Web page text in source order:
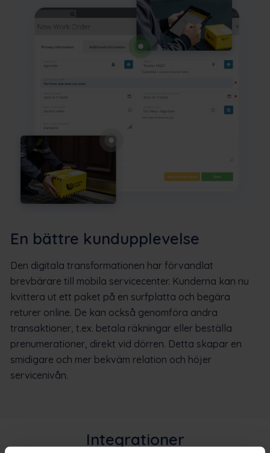
En bättre kundupplevelse
Den digitala transformationen har förvandlat
brevbärare till mobila servicecenter. Kunderna kan nu
kvittera ut ett paket på en surfplatta och begära
returer online. De kan också genomföra andra
transaktioner, t.ex. betala räkningar eller beställa
prenumerationer, direkt vid dörren. Detta skapar en
smidigare och mer bekväm relation och höjer
servicenivån.
Integrationer